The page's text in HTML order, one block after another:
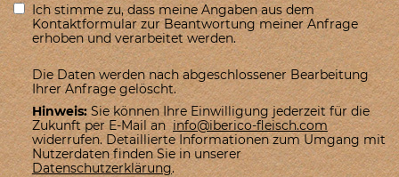
Ich stimme zu, dass meine Angaben aus dem
Kontaktformular zur Beantwortung meiner Anfrage
erhoben und verarbeitet werden.
Die Daten werden nach abgeschlossener Bearbeitung
Ihrer Anfrage gelöscht.
Hinweis:Sie können Ihre Einwilligung jederzeit für die
Zukunft per E-Mail aninfo@iberico-fleisch.com
widerrufen. Detaillierte Informationen zum Umgang mit
Nutzerdaten finden Sie in unserer
Datenschutzerklärung.